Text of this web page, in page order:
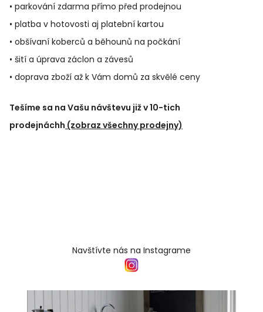
• parkování zdarma přímo před prodejnou
• platba v hotovosti aj platební kartou
• obšívaní koberců a běhounů na počkání
• šití a úprava záclon a závesů
• doprava zboží až k Vám domů za skvělé ceny
Tešíme sa na Vašu návštevu již v 10-tich
prodejnáchh (zobraz všechny prodejny)
Navštívte nás na Instagrame